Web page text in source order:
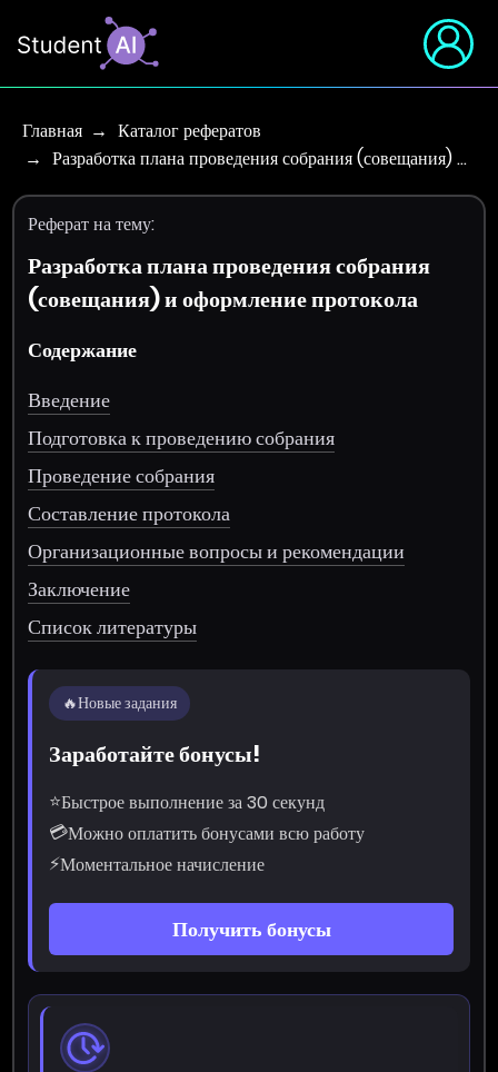
Главная
Каталог рефератов
Разработка плана проведения собрания (совещания) …
Реферат на тему:
Разработка плана проведения собрания
(совещания) и оформление протокола
Содержание
Введение
Подготовка к проведению собрания
Проведение собрания
Составление протокола
Организационные вопросы и рекомендации
Заключение
Список литературы
🔥Новые задания
Заработайте бонусы!
⭐Быстрое выполнение за 30 секунд
💳Можно оплатить бонусами всю работу
⚡Моментальное начисление
Получить бонусы